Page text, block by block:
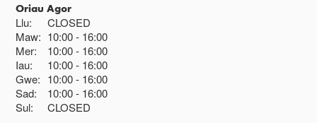
Oriau Agor
Llu:
CLOSED
Maw: 10:00 16:00
Mer:
10:00 16:00
Iau:
10:00 16:00
Gwe: 10:00 16:00
Sad:
10:00 16:00
Sul:
CLOSED